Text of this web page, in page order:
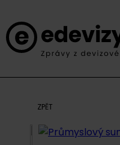
ZPĚT